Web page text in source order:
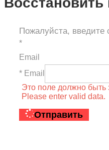
Пожалуйста, введите
*
Email
* Email
Это поле должно быть
Please enter valid data.
Отправить